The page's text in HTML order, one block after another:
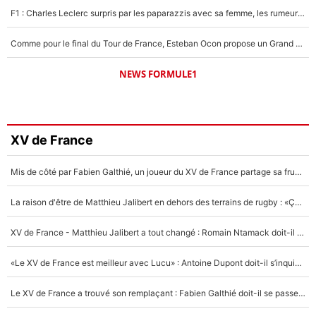
F1 : Charles Leclerc surpris par les paparazzis avec sa femme, les rumeurs étaient vraies !
Comme pour le final du Tour de France, Esteban Ocon propose un Grand Prix de Formule 1 à Paris : «Autour de l’Arc de Triomphe, ce serait génial» !
NEWS FORMULE1
XV de France
Mis de côté par Fabien Galthié, un joueur du XV de France partage sa frustration : «ils ne me l’ont pas dit tout de suite»
La raison d'être de Matthieu Jalibert en dehors des terrains de rugby : «Ça m'atteint autant que si tu touches à un membre de ma famille»
XV de France - Matthieu Jalibert a tout changé : Romain Ntamack doit-il s’inquiéter pour sa place à un an de la Coupe du monde ?
«Le XV de France est meilleur avec Lucu» : Antoine Dupont doit-il s’inquiéter pour sa place ?
Le XV de France a trouvé son remplaçant : Fabien Galthié doit-il se passer d'Antoine Dupont ?